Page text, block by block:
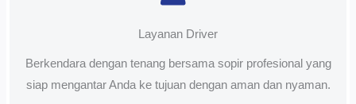
Layanan Driver
Berkendara dengan tenang bersama sopir profesional yang
siap mengantar Anda ke tujuan dengan aman dan nyaman.